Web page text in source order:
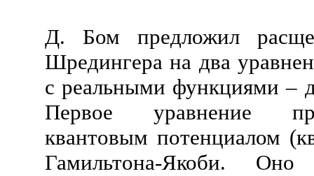
Д. Бом предложил
Шредингера на два
с реальными функциями –
Первое уравнение
квантовым потенциалом
Гамильтона-Якоби.